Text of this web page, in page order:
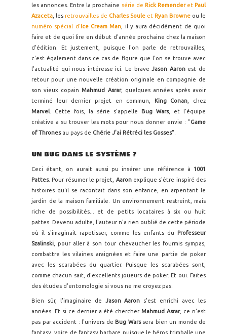
les annonces. Entre la prochaine série de Rick Remender etPaul
Azaceta , les retrouvailles de Charles Soule et Ryan Browne ou le
numéro spécial d'Ice Cream Man , il y aura décidément de quoi
faire et de quoi lire en début d'année prochaine chez la maison
d'édition. Et justement, puisque l'on parle de retrouvailles,
c'est également dans ce cas de figure que l'on se trouve avec
l'actualité qui nous intéresse ici. Le braveJason Aaronest de
retour pour une nouvelle création originale en compagnie de
son vieux copainMahmud Asrar, quelques années après avoir
terminé leur dernier projet en commun,
King Conan , chez
Marvel . Cette fois, la série s'appelle Bug Wars, et l'équipe
créative a su trouver les mots pour nous donner envie : "Game
of Thronesau pays de Chérie J'ai Rétréci les Gosses".
UN BUG DANS LE SYSTÈME ?
Ceci étant, on aurait aussi pu insérer une référence à 1001
Pattes. Pour résumer le projet, Aaronexplique s'être inspiré des
histoires qu'il se racontait dans son enfance, en arpentant le
jardin de la maison familiale. Un environnement restreint, mais
riche de possibilités... et de petits locataires à six ou huit
pattes. Devenu adulte, l'auteur n'a rien oublié de cette période
où il s'imaginait rapetisser, comme les enfants du
Professeur
Szalinski , pour aller à son tour chevaucher les fourmis sympas,
combattre les vilaines araignées et faire une partie de poker
avec les scarabées du quartier. Puisque les scarabées sont,
comme chacun sait, d'excellents joueurs de poker. Et oui. Faites
des études d'entomologie si vous ne me croyez pas.
Bien sûr, l'imaginaire de Jason Aaron s'est enrichi avec les
années. Et si ce dernier a été chercherMahmud Asrar, ce n'est
pas par accident : l'univers de Bug Warssera bien un monde de
fantasy, voire de fantasy barbare puisque le héros trimballe une